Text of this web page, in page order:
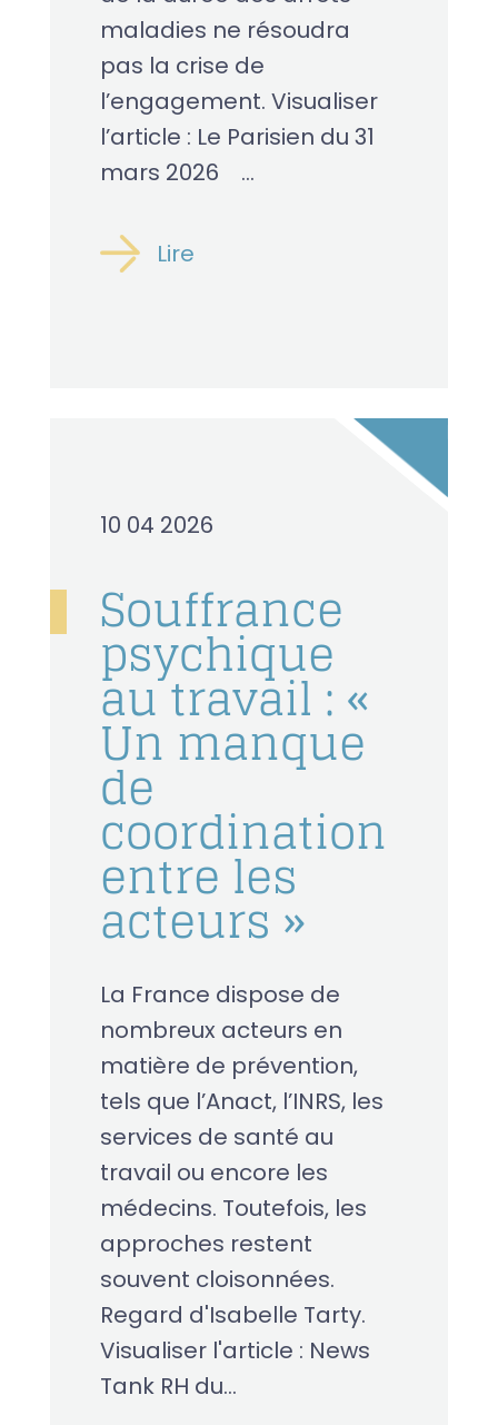
maladies ne résoudra
pas la crise de
l’engagement. Visualiser
l’article : Le Parisien du 31
mars 2026 ...
Lire
10 04 2026
Souffrance
psychique
au travail : «
Un manque
de
coordination
entre les
acteurs »
La France dispose de
nombreux acteurs en
matière de prévention,
tels que l’Anact, l’INRS, les
services de santé au
travail ou encore les
médecins. Toutefois, les
approches restent
souvent cloisonnées.
Regard d'Isabelle Tarty.
Visualiser l'article : News
Tank RH du...